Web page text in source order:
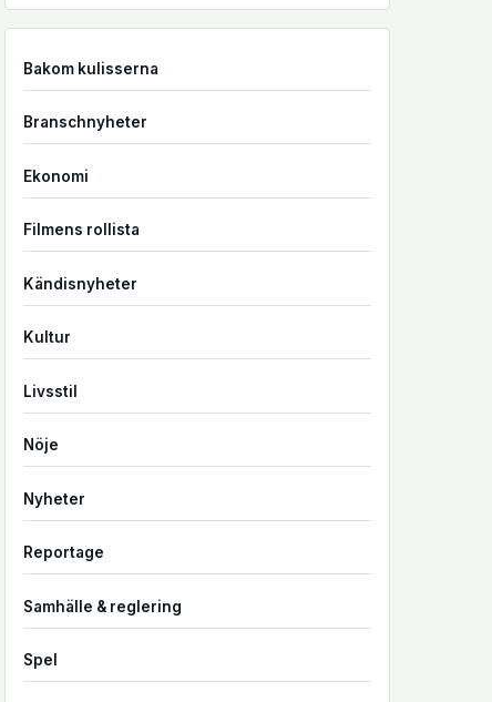
Bakom kulisserna
Branschnyheter
Ekonomi
Filmens rollista
Kändisnyheter
Kultur
Livsstil
Nöje
Nyheter
Reportage
Samhälle & reglering
Spel